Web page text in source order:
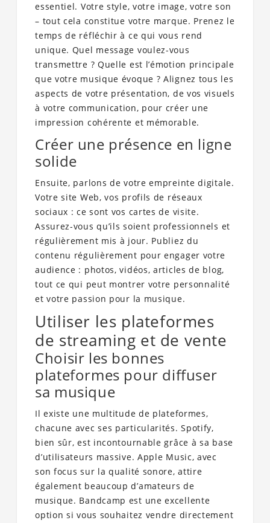
essentiel. Votre style, votre image, votre son
– tout cela constitue votre marque. Prenez le
temps de réfléchir à ce qui vous rend
unique. Quel message voulez-vous
transmettre ? Quelle est l’émotion principale
que votre musique évoque ? Alignez tous les
aspects de votre présentation, de vos visuels
à votre communication, pour créer une
impression cohérente et mémorable.
Créer une présence en ligne
solide
Ensuite, parlons de votre empreinte digitale.
Votre site Web, vos profils de réseaux
sociaux : ce sont vos cartes de visite.
Assurez-vous qu’ils soient professionnels et
régulièrement mis à jour. Publiez du
contenu régulièrement pour engager votre
audience : photos, vidéos, articles de blog,
tout ce qui peut montrer votre personnalité
et votre passion pour la musique.
Utiliser les plateformes
de streaming et de vente
Choisir les bonnes
plateformes pour diffuser
sa musique
Il existe une multitude de plateformes,
chacune avec ses particularités. Spotify,
bien sûr, est incontournable grâce à sa base
d’utilisateurs massive. Apple Music, avec
son focus sur la qualité sonore, attire
également beaucoup d’amateurs de
musique. Bandcamp est une excellente
option si vous souhaitez vendre directement